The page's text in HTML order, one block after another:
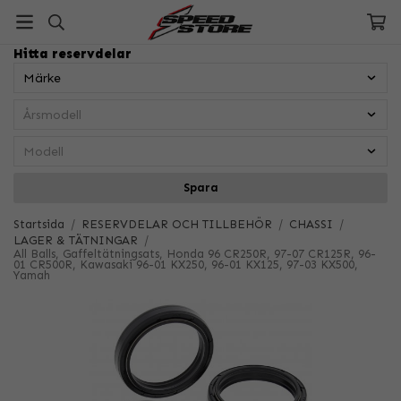
Hitta reservdelar
Spara
Startsida / RESERVDELAR OCH TILLBEHÖR / CHASSI /
LAGER & TÄTNINGAR /
All Balls, Gaffeltätningsats, Honda 96 CR250R, 97-07 CR125R, 96-
01 CR500R, Kawasaki 96-01 KX250, 96-01 KX125, 97-03 KX500,
Yamah